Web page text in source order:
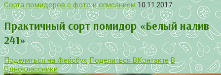
Сорта помидоров с фото и описанием 10.11.2017
Практичный сорт помидор «Белый налив
241»
Поделиться на Фейсбук Поделиться ВКонтакте В
Одноклассники